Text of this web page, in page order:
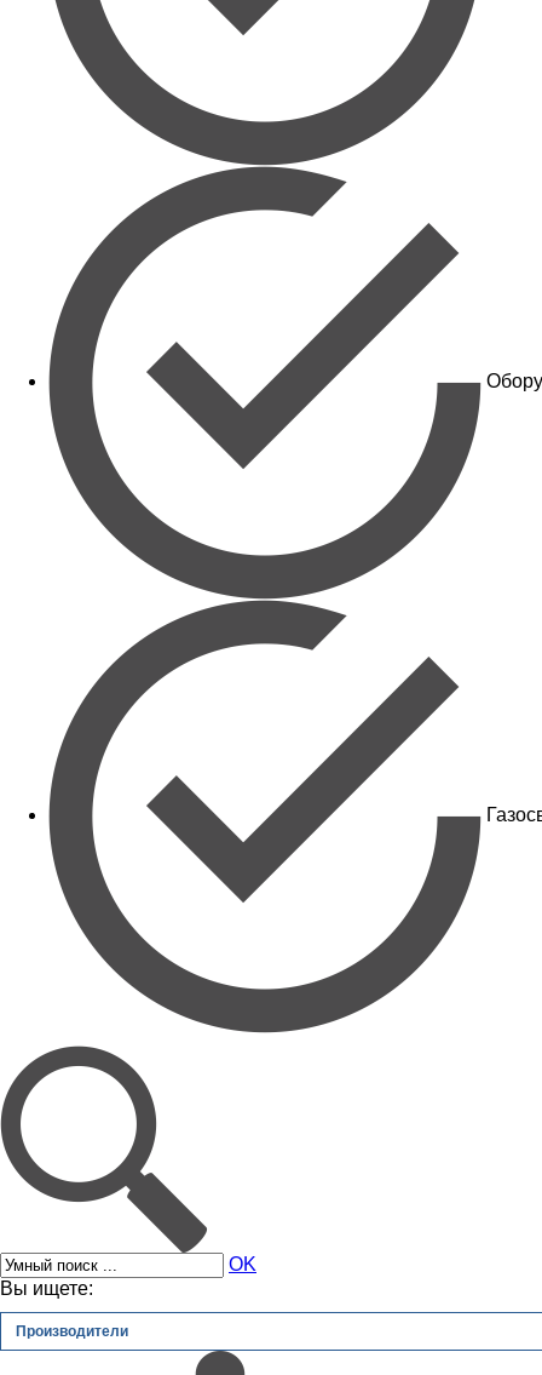
OK
Вы ищете:
Производители